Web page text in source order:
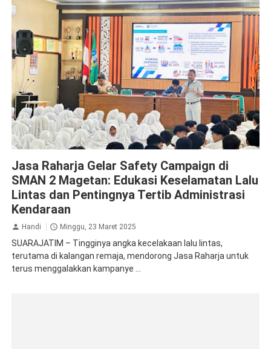
Jasa Raharja Gelar Safety Campaign di
SMAN 2 Magetan: Edukasi Keselamatan Lalu
Lintas dan Pentingnya Tertib Administrasi
Kendaraan
Handi Minggu, 23 Maret 2025
SUARAJATIM – Tingginya angka kecelakaan lalu lintas,
terutama di kalangan remaja, mendorong Jasa Raharja untuk
terus menggalakkan kampanye ...